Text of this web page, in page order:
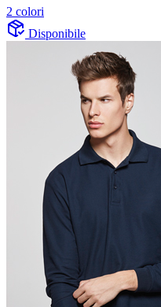
2 colori
Disponibile